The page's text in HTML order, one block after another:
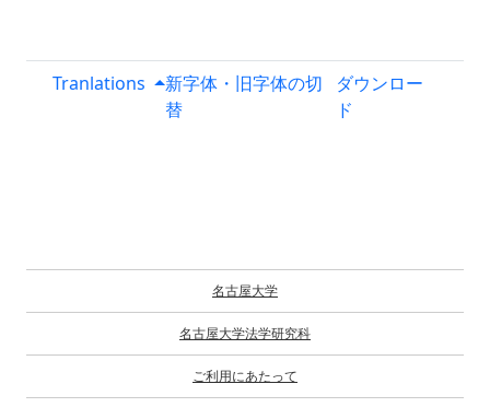
Tranlations
新字体・旧字体の切
替
ダウンロー
ド
名古屋大学
名古屋大学法学研究科
ご利用にあたって